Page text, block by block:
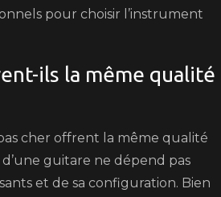
pour choisir l’instrument
ils la même qualité
cher offrent la même qualité
guitare ne dépend pas
et de sa configuration. Bien